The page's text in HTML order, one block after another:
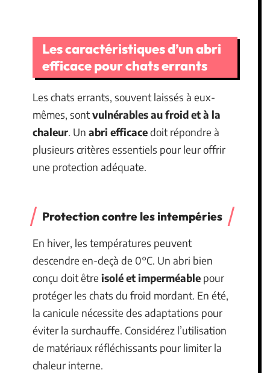
Les caractéristiques d’un abri
efficace pour chats errants
Les chats errants, souvent laissés à eux-
mêmes, sontvulnérables au froid et à la
chaleur. Un abri efficacedoit répondre à
plusieurs critères essentiels pour leur offrir
une protection adéquate.
Protection contre les intempéries
En hiver, les températures peuvent
descendre en-deçà de 0°C. Un abri bien
conçu doit être isolé et imperméable pour
protéger les chats du froid mordant. En été,
la canicule nécessite des adaptations pour
éviter la surchauffe. Considérez l’utilisation
de matériaux réfléchissants pour limiter la
chaleur interne.